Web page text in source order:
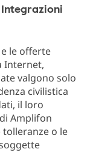
le offerte
Internet,
valgono solo
civilistica
il loro
Amplifon
tolleranze o le